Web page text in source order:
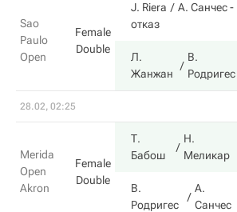
Sao
Paulo
Open
Female
Double
J. Riera А. Санчес-
отказ
Л.
Жанжан
В.
Родригес
28.02, 02:25
Merida
Open
Akron
Female
Double
Т.
Бабош
Н.
Меликар
В.
Родригес
А.
Санчес